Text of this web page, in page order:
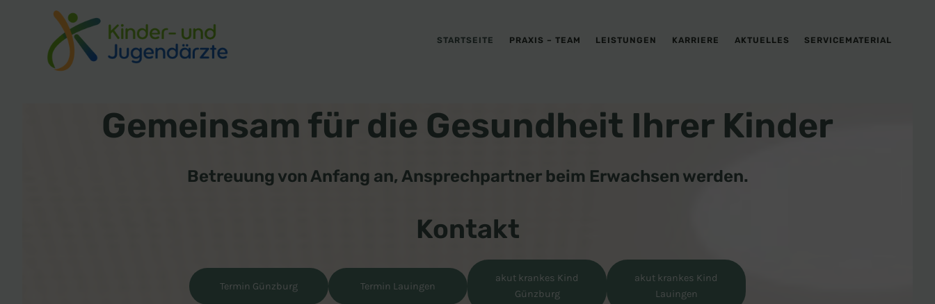
STARTSEITE PRAXIS – TEAM LEISTUNGEN KARRIERE AKTUELLES SERVICEMATERIAL
Gemeinsam für die Gesundheit Ihrer Kinder
Betreuung von Anfang an, Ansprechpartner beim Erwachsen werden.
Kontakt
Termin Günzburg Termin Lauingen
akut krankes Kind
Günzburg
akut krankes Kind
Lauingen